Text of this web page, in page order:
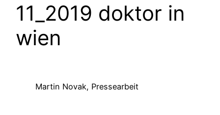
11_2019 doktor in
wien
Martin Novak, Pressearbeit